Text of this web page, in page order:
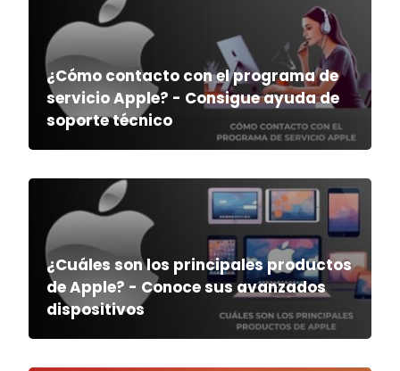
¿Cómo contacto con el programa de
servicio Apple? - Consigue ayuda de
soporte técnico
¿Cuáles son los principales productos
de Apple? - Conoce sus avanzados
dispositivos